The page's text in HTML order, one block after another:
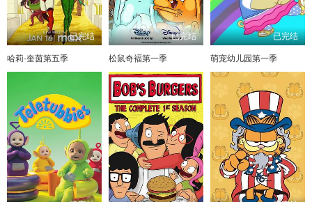
已完结
哈莉·奎茵第五季
已完结
松鼠奇褔第一季
已完结
萌宠幼儿园第一季